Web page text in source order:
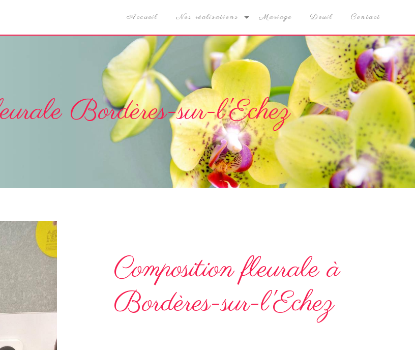
Accueil Nos réalisations Mariage Deuil Contact
Bordères-sur-l'Echez
Composition fleurale à
Bordères-sur-l'Echez